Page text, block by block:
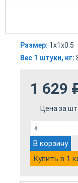
Размер: 1х1х0.5
Вес 1 штуки, кг:
1 629
Цена за
В корзину
Купить в 1